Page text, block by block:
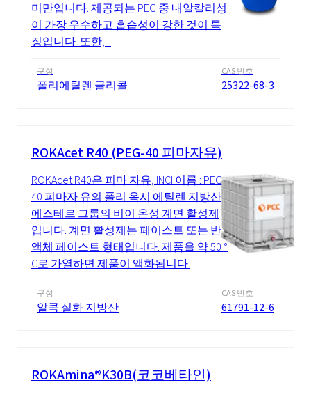
미만입니다. 제공되는 PEG 중 내알칼리성
이 가장 우수하고 흡습성이 강한 것이 특
징입니다. 또한,...
구성
폴리에틸렌 글리콜
CAS 번호
25322-68-3
ROKAcet R40 (PEG-40 피마자유)
ROKAcet R40은 피마 자유, INCI 이름 : PEG-
40 피마자 유의 폴리 옥시 에틸렌 지방산
에스테르 그룹의 비이 온성 계면 활성제
입니다. 계면 활성제는 페이스트 또는 반
액체 페이스트 형태입니다. 제품을 약 50 °
C로 가열하면 제품이 액화됩니다.
구성
알콕 실화 지방산
CAS 번호
61791-12-6
ROKAmina®K30B(코코베타인)